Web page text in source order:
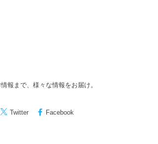
報まで、様々な情報をお届け。
Twitter Facebook